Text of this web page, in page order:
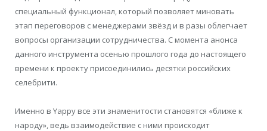
специальный функционал, который позволяет миновать
этап переговоров с менеджерами звёзд и в разы облегчает
вопросы организации сотрудничества. С момента анонса
данного инструмента осенью прошлого года до настоящего
времени к проекту присоединились десятки российских
селебрити.
Именно в Yappy все эти знаменитости становятся «ближе к
народу», ведь взаимодействие с ними происходит